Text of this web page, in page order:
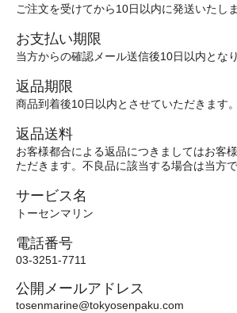
ご注文を受けてから10日以内に発送いたし
お支払い期限
当方からの確認メール送信後10日以内とな
返品期限
商品到着後10日以内とさせていただきます。
返品送料
お客様都合による返品につきましてはお客
ただきます。不良品に該当する場合は当方
サービス名
トーセンマリン
電話番号
03-3251-7711
公開メールアドレス
tosenmarine@tokyosenpaku.com